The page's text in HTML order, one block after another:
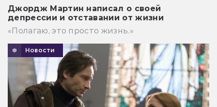
Джордж Мартин написал о своей
депрессии и отставании от жизни
«Полагаю, это просто жизнь.»
Новости